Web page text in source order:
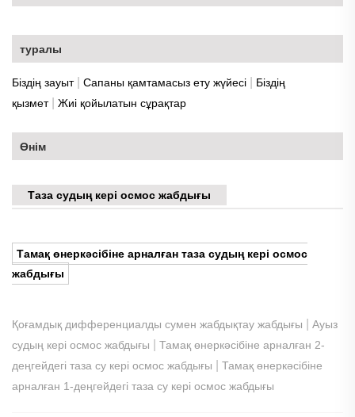
туралы
Біздің зауыт| Сапаны қамтамасыз ету жүйесі
Біздің
қызмет| Жиі қойылатын сұрақтар
Өнім
Таза судың кері осмос жабдығы
Тамақ өнеркәсібіне арналған таза судың кері осмос
жабдығы
Қоғамдық дифференциалды сумен жабдықтау жабдығы
Ауыз
судың кері осмос жабдығы
Тамақ өнеркәсібіне арналған 2-
деңгейдегі таза су кері осмос жабдығы
Тамақ өнеркәсібіне
арналған 1-деңгейдегі таза су кері осмос жабдығы